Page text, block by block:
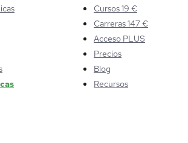
Cursos 19 €
Carreras 147 €
Acceso PLUS
Precios
Blog
Recursos